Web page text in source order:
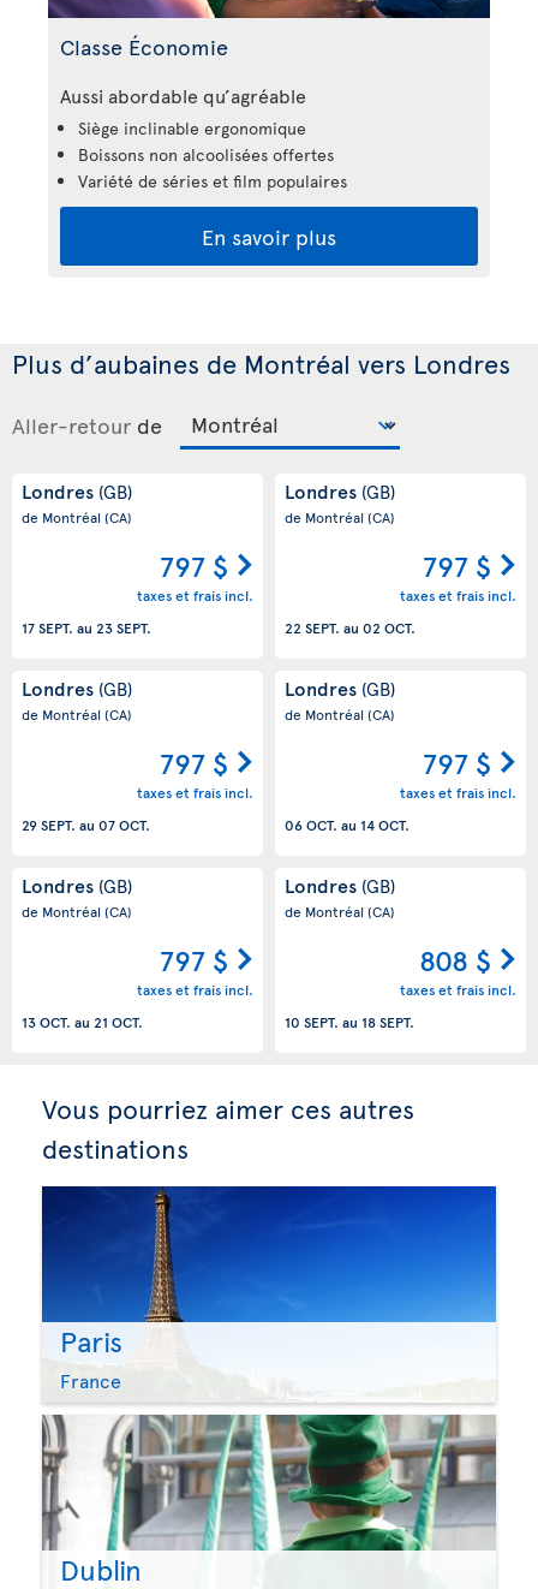
Classe Économie
Aussi abordable qu’agréable
Siège inclinable ergonomique
Boissons non alcoolisées offertes
Variété de séries et film populaires
En savoir plus
Plus d’aubaines de Montréal vers Londres
Aller-retour de
Londres (GB)
de Montréal(CA)
797 $
taxes et frais incl.
17 SEPT. au 23 SEPT.
Londres (GB)
de Montréal(CA)
797 $
taxes et frais incl.
22 SEPT. au 02 OCT.
Londres (GB)
de Montréal(CA)
797 $
taxes et frais incl.
29 SEPT. au 07 OCT.
Londres (GB)
de Montréal(CA)
797 $
taxes et frais incl.
06 OCT. au 14 OCT.
Londres (GB)
de Montréal(CA)
797 $
taxes et frais incl.
13 OCT. au 21 OCT.
Londres (GB)
de Montréal(CA)
808 $
taxes et frais incl.
10 SEPT. au 18 SEPT.
Vous pourriez aimer ces autres
destinations
Paris
France
Dublin